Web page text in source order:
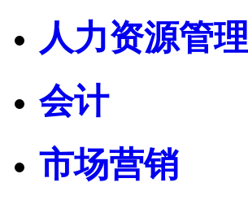
人力资源管理
会计
市场营销